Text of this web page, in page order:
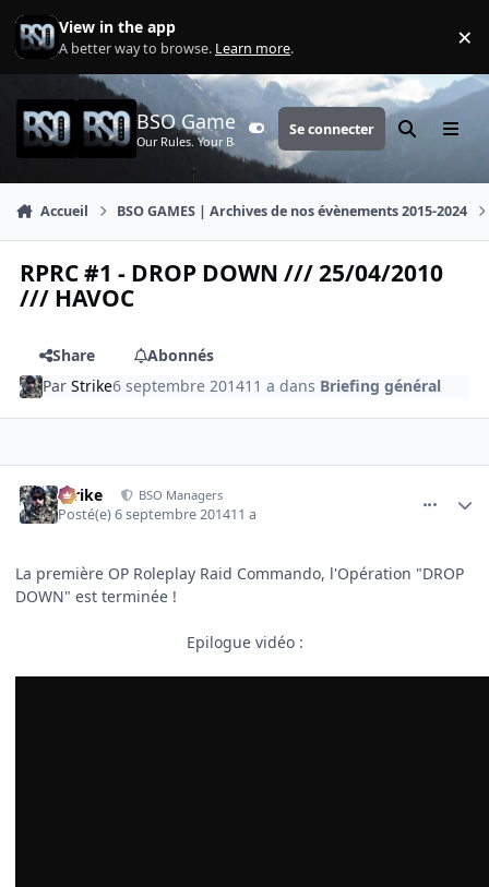
Aller au contenu
View in the app
A better way to browse. Learn more. ×
BSO Games
Our Rules. Your Battle.Customizer
Se connecter Rechercher
Menu
Accueil BSO GAMES | Archives de nos évènements 2015-2024
RPRC #1 - DROP DOWN /// 25/04/2010
/// HAVOC
Share
Abonnés
ParStrike6 septembre 201411 a dans Briefing général
Strike BSO Managers
Posté(e)6 septembre 201411 a
La première OP Roleplay Raid Commando, l'Opération "DROP
DOWN" est terminée !
Epilogue vidéo :